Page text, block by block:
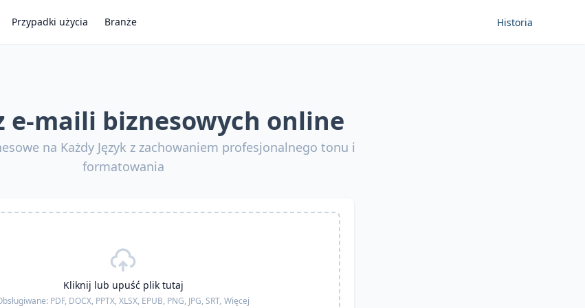
Przypadki użycia Branże Historia
e-maili biznesowych online
na Każdy Język z zachowaniem profesjonalnego tonu i
formatowania
Kliknij lub upuść plik tutaj
PDF, DOCX, PPTX, XLSX, EPUB, PNG, JPG, SRT, Więcej